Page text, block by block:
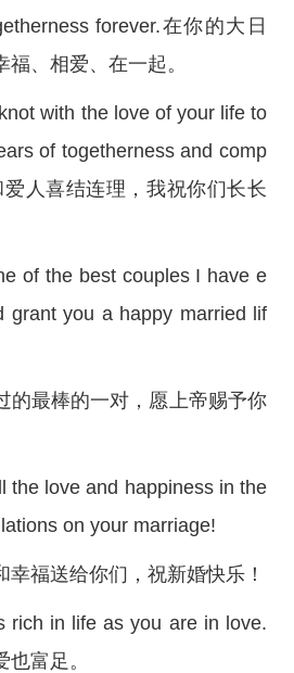
forever.在你的大日
、相爱、在一起。
with the love of your life to
of togetherness and comp
人喜结连理，我祝你们长长
of the best couples I have e
grant you a happy married lif
的最棒的一对，愿上帝赐予你
the love and happiness in the
on your marriage!
幸福送给你们，祝新婚快乐！
rich in life as you are in love.
富足。